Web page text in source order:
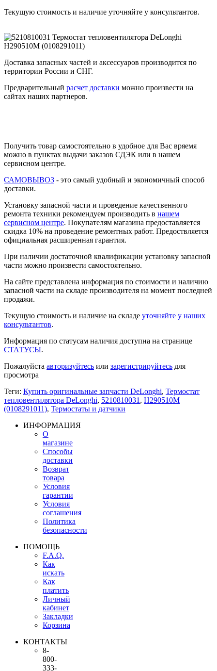
Текущую стоимость и наличие уточняйте у консультантов.
Доставка запасных частей и аксессуаров производится по
территории России и СНГ.
Предварительный расчет доставки можно произвести на
сайтах наших партнеров.
Получить товар самостоятельно в удобное для Вас вряемя
можно в пунктах выдачи заказов СДЭК или в нашем
сервисном центре.
САМОВЫВОЗ - это самый удобный и экономичный способ
доставки.
Установку запасной части и проведение качественного
ремонта техники рекомендуем производить в нашем
сервисном центре. Покупателям магазина предоставляется
скидка 10% на проведение ремонтных работ. Предоствляется
официальная расширенная гарантия.
При наличии достаточной квалификации установку запасной
части можно произвести самостоятельно.
На сайте представлена информация по стоимости и наличию
запасной части на складе производителя на момент последней
продажи.
Текущую стоимость и наличие на складе уточняйте у наших
консультантов.
Информация по статусам наличия доступна на странице
СТАТУСЫ.
Пожалуйста авторизуйтесь или зарегистрируйтесь для
просмотра
Теги: Купить оригинальные запчасти DeLonghi, Термостат
тепловентилятора DeLonghi, 5210810031 , H290510M
(0108291011), Термостаты и датчики
ИНФОРМАЦИЯ
О
магазине
Способы
доставки
Возврат
товара
Условия
гарантии
Условия
соглашения
Политика
безопасности
ПОМОЩЬ
F.A.Q.
Как
искать
Как
платить
Личный
кабинет
Закладки
Корзина
КОНТАКТЫ
8-
800-
333-